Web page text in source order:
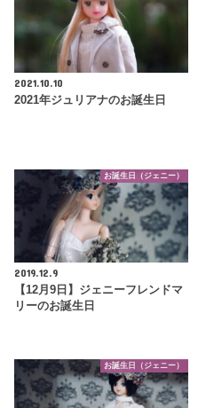
2021.10.10
2021年ジュリアナのお誕生日
お誕生日（ジェニー）
2019.12.9
【12月9日】ジェニーフレンドマ
リーのお誕生日
お誕生日（ジェニー）